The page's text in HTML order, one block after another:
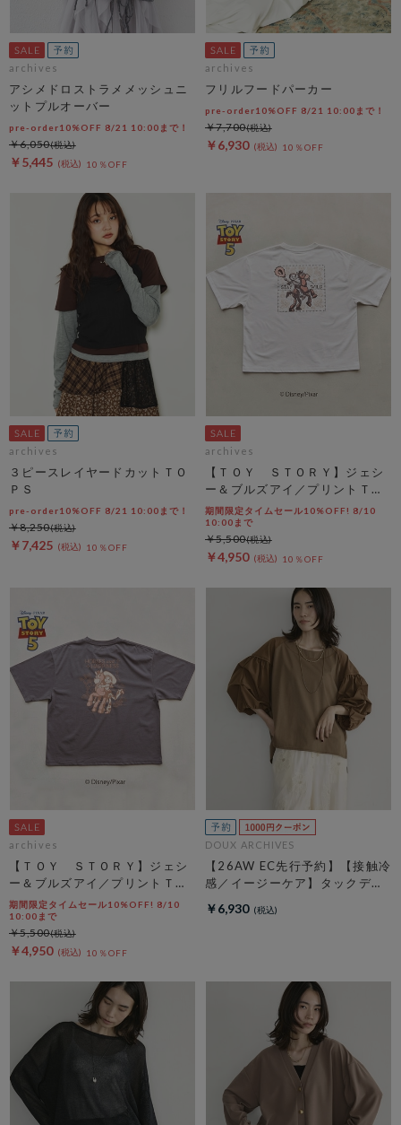
archives
アシメドロストラメメッシュニ
ットプルオーバー
pre-order10%OFF 8/21 10:00まで！
￥5,445 10％OFF
￥6,050
archives
フリルフードパーカー
pre-order10%OFF 8/21 10:00まで！
￥6,930 10％OFF
￥7,700
archives
３ピースレイヤードカットＴＯ
ＰＳ
pre-order10%OFF 8/21 10:00まで！
￥7,425 10％OFF
￥8,250
archives
【ＴＯＹ ＳＴＯＲＹ】ジェシ
ー＆ブルズアイ／プリントＴオ
フ
期間限定タイムセール10%OFF! 8/10
10:00まで
￥4,950 10％OFF
￥5,500
archives
【ＴＯＹ ＳＴＯＲＹ】ジェシ
ー＆ブルズアイ／プリントＴチ
ャコール
期間限定タイムセール10%OFF! 8/10
10:00まで
￥4,950 10％OFF
￥5,500
DOUX ARCHIVES
【26AW EC先行予約】【接触冷
感／イージーケア】タックデザ
￥6,930